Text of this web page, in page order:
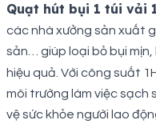
Quạt hút bụi 1 túi vải
các nhà xưởng sản xuất
sản… giúp loại bỏ bụi
hiệu quả. Với công suất
môi trường làm việc sạch
vệ sức khỏe người lao